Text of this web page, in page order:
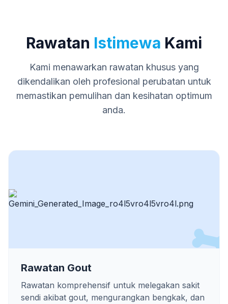
Rawatan Istimewa Kami
Kami menawarkan rawatan khusus yang
dikendalikan oleh profesional perubatan untuk
memastikan pemulihan dan kesihatan optimum
anda.
Rawatan Gout
Rawatan komprehensif untuk melegakan sakit
sendi akibat gout, mengurangkan bengkak, dan